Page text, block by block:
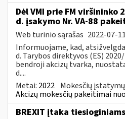
Dėl VMI prie FM viršininko
d. įsakymo Nr. VA-88
Web turinio sąrašas 2022-07-11
Informuojame, kad,
d. Tarybos direktyvos (ES)
bendroji akcizų tvarka,
d....
Metai: 2022 Mokesčių
Akcizų mokesčių pakeitimai
BREXIT įtaka